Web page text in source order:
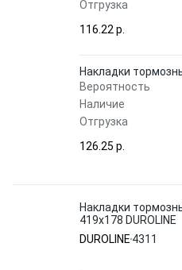
Отгрузка
116.22 p.
Накладки
Вероятность
Наличие
Отгрузка
126.25 p.
Накладки
419х178 DUROLINE
DUROLINE 4311